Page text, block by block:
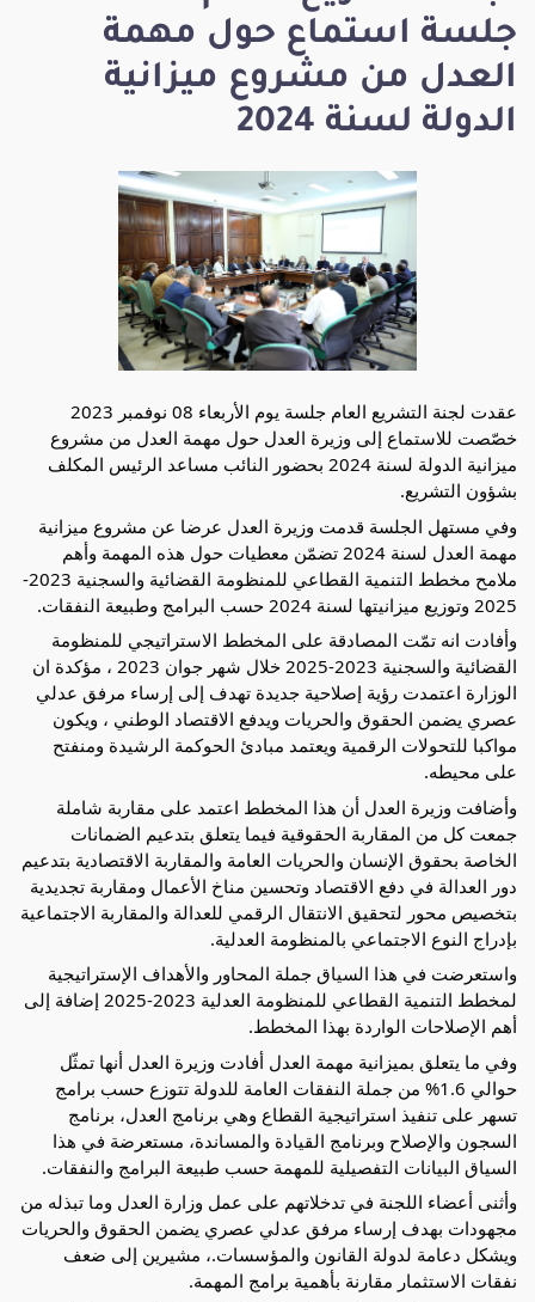
جلسة استماع حول مهمة
العدل من مشروع ميزانية
الدولة لسنة 2024
عقدت لجنة التشريع العام جلسة يوم الأربعاء 08 نوفمبر 2023
خصّصت للاستماع إلى وزيرة العدل حول مهمة العدل من مشروع
ميزانية الدولة لسنة 2024 بحضور النائب مساعد الرئيس المكلف
بشؤون التشريع.
وفي مستهل الجلسة قدمت وزيرة العدل عرضا عن مشروع ميزانية
مهمة العدل لسنة 2024 تضمّن معطيات حول هذه المهمة وأهم
ملامح مخطط التنمية القطاعي للمنظومة القضائية والسجنية 2023-
2025 وتوزيع ميزانيتها لسنة 2024 حسب
البرامج وطبيعة النفقات.
وأفادت انه تمّت المصادقة على المخطط الاستراتيجي للمنظومة
القضائية والسجنية 2023-2025 خلال شهر جوان 2023 ، مؤكدة ان
الوزارة اعتمدت رؤية إصلاحية جديدة تهدف إلى إرساء مرفق عدلي
عصري يضمن الحقوق والحريات ويدفع الاقتصاد الوطني ، ويكون
مواكبا للتحولات الرقمية ويعتمد مبادئ الحوكمة الرشيدة ومنفتح
على محيطه.
وأضافت وزيرة العدل أن هذا المخطط اعتمد على مقاربة شاملة
جمعت كل من المقاربة الحقوقية فيما يتعلق بتدعيم الضمانات
الخاصة بحقوق الإنسان والحريات العامة والمقاربة الاقتصادية بتدعيم
دور العدالة في دفع الاقتصاد وتحسين مناخ الأعمال ومقاربة تجديدية
بتخصيص محور لتحقيق الانتقال الرقمي للعدالة والمقاربة الاجتماعية
بإدراج النوع الاجتماعي بالمنظومة العدلية.
واستعرضت في هذا السياق جملة المحاور والأهداف الإستراتيجية
لمخطط التنمية القطاعي للمنظومة العدلية 2023-2025 إضافة إلى
أهم الإصلاحات الواردة بهذا المخطط.
وفي ما يتعلق بميزانية مهمة العدل أفادت وزيرة العدل أنها تمثّل
حوالي 1.6% من جملة النفقات العامة للدولة تتوزع حسب برامج
تسهر على تنفيذ استراتيجية القطاع وهي برنامج العدل، برنامج
السجون والإصلاح وبرنامج القيادة والمساندة، مستعرضة في هذا
السياق البيانات التفصيلية للمهمة حسب طبيعة البرامج والنفقات.
وأثنى أعضاء اللجنة في تدخلاتهم على عمل وزارة العدل وما تبذله من
مجهودات بهدف إرساء مرفق عدلي عصري يضمن الحقوق والحريات
ويشكل دعامة لدولة القانون والمؤسسات.، مشيرين إلى ضعف
نفقات الاستثمار مقارنة بأهمية برامج المهمة.